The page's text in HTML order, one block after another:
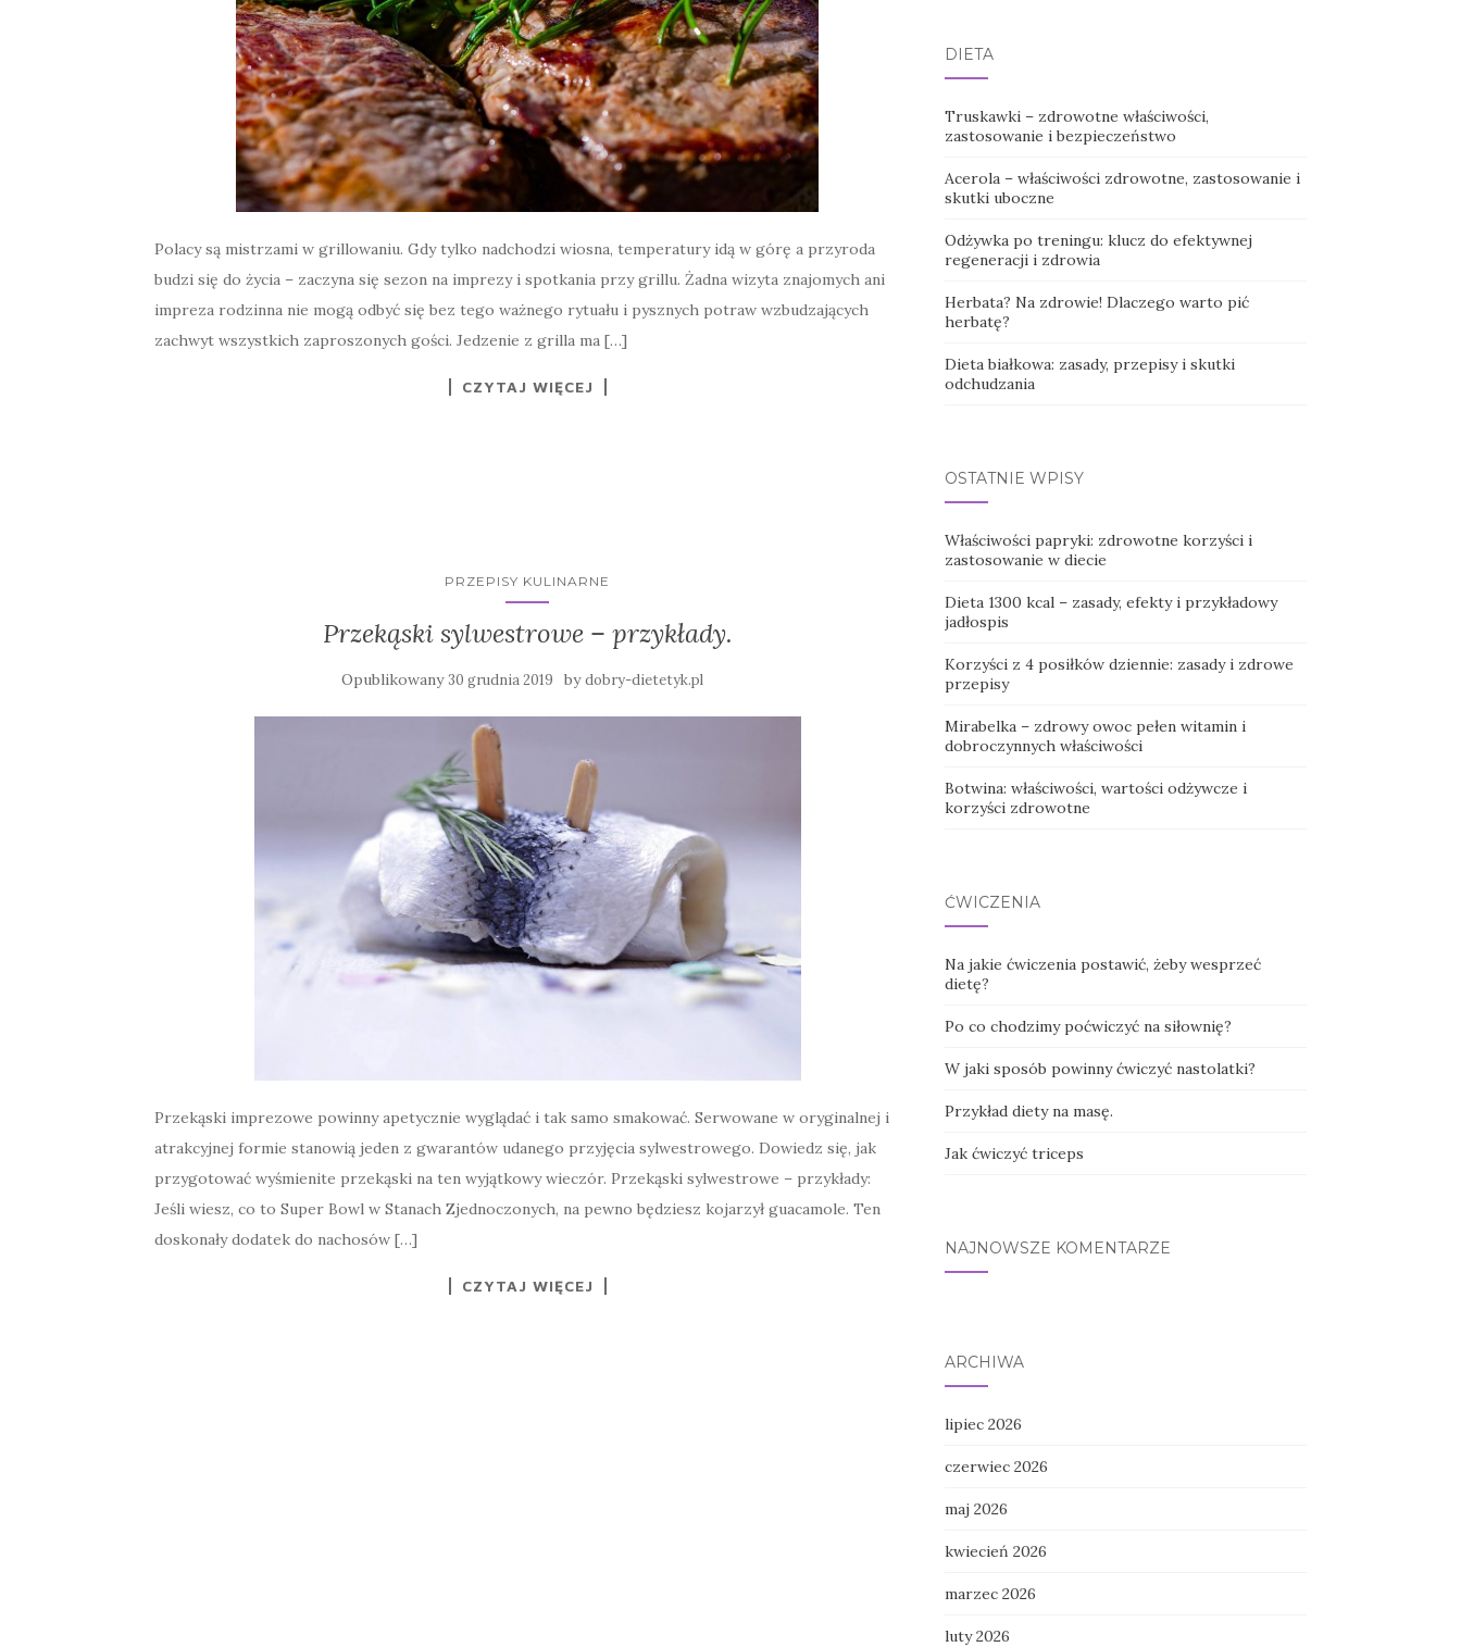
Polacy są mistrzami w grillowaniu. Gdy tylko nadchodzi wiosna, temperatury idą w górę a przyroda
budzi się do życia – zaczyna się sezon na imprezy i spotkania przy grillu. Żadna wizyta znajomych ani
impreza rodzinna nie mogą odbyć się bez tego ważnego rytuału i pysznych potraw wzbudzających
zachwyt wszystkich zaproszonych gości. Jedzenie z grilla ma […]
CZYTAJ WIĘCEJ
PRZEPISY KULINARNE
Przekąski sylwestrowe – przykłady.
Opublikowany 30 grudnia 2019 bydobry-dietetyk.pl
Przekąski imprezowe powinny apetycznie wyglądać i tak samo smakować. Serwowane w oryginalnej i
atrakcyjnej formie stanowią jeden z gwarantów udanego przyjęcia sylwestrowego. Dowiedz się, jak
przygotować wyśmienite przekąski na ten wyjątkowy wieczór. Przekąski sylwestrowe – przykłady:
Jeśli wiesz, co to Super Bowl w Stanach Zjednoczonych, na pewno będziesz kojarzył guacamole. Ten
doskonały dodatek do nachosów […]
CZYTAJ WIĘCEJ
DIETA
Truskawki – zdrowotne właściwości,
zastosowanie i bezpieczeństwo
Acerola – właściwości zdrowotne, zastosowanie i
skutki uboczne
Odżywka po treningu: klucz do efektywnej
regeneracji i zdrowia
Herbata? Na zdrowie! Dlaczego warto pić
herbatę?
Dieta białkowa: zasady, przepisy i skutki
odchudzania
OSTATNIE WPISY
Właściwości papryki: zdrowotne korzyści i
zastosowanie w diecie
Dieta 1300 kcal – zasady, efekty i przykładowy
jadłospis
Korzyści z 4 posiłków dziennie: zasady i zdrowe
przepisy
Mirabelka – zdrowy owoc pełen witamin i
dobroczynnych właściwości
Botwina: właściwości, wartości odżywcze i
korzyści zdrowotne
ĆWICZENIA
Na jakie ćwiczenia postawić, żeby wesprzeć
dietę?
Po co chodzimy poćwiczyć na siłownię?
W jaki sposób powinny ćwiczyć nastolatki?
Przykład diety na masę.
Jak ćwiczyć triceps
NAJNOWSZE KOMENTARZE
ARCHIWA
lipiec 2026
czerwiec 2026
maj 2026
kwiecień 2026
marzec 2026
luty 2026